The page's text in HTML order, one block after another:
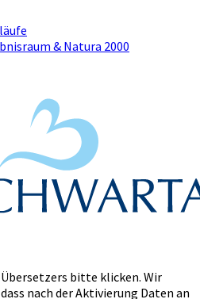
& Natura 2000
bitte klicken. Wir
nach der Aktivierung Daten an